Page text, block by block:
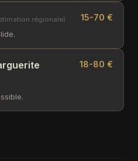
régionale) 15-70 €
18-80 €